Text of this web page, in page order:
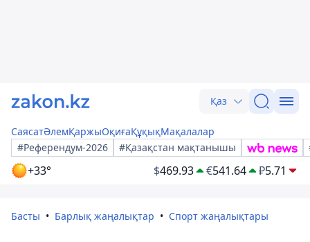
Қаз
СаясатӘлемҚаржыОқиғаҚұқықМақалалар
#Референдум-2026
#Қазақстан мақтанышы
+33° $469.93 €541.64 ₽5.71
Басты Барлық жаңалықтар Спорт жаңалықтары